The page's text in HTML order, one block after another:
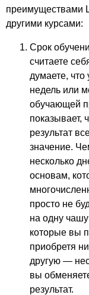
преимуществами
другими курсами:
Срок
считаете
думаете, что
недель или
обучающей
показывает,
результат
значение.
несколько
основам,
просто не
на одну
которые вы
приобретя
другую —
вы
результат.